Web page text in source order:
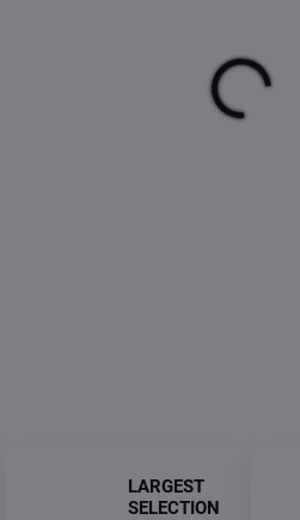
LARGEST
SELECTION